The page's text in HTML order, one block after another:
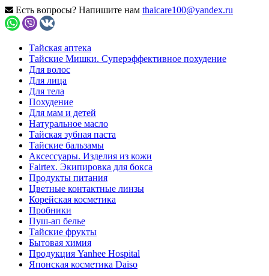
Есть вопросы? Напишите нам thaicare100@yandex.ru
Тайская аптека
Тайские Мишки. Суперэффективное похудение
Для волос
Для лица
Для тела
Похудение
Для мам и детей
Натуральное масло
Тайская зубная паста
Тайские бальзамы
Аксессуары. Изделия из кожи
Fairtex. Экипировка для бокса
Продукты питания
Цветные контактные линзы
Корейская косметика
Пробники
Пуш-ап белье
Тайские фрукты
Бытовая химия
Продукция Yanhee Hospital
Японская косметика Daiso